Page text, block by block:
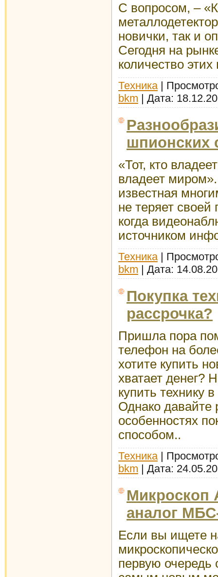
С вопросом, –
новички, так и
Сегодня на
количество
Техника|
bkm | Дата:
шпионских
«Тот, кто
владеет
известная
не теряет своей
когда
источником
Техника|
bkm | Дата:
Покупка
рассрочка?
Пришла пора
телефон на
хотите купить
хватает денег?
купить технику
Однако давайте
особенностях
способом..
Техника|
bkm | Дата:
Микроскоп
аналог
Если вы ищете
первую очередь